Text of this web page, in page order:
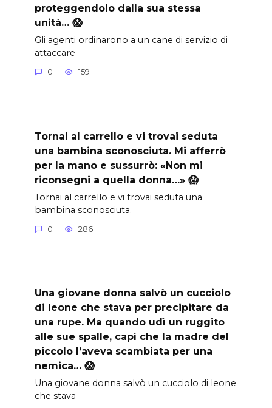
proteggendolo dalla sua stessa
unità… 😱
Gli agenti ordinarono a un cane di servizio di
attaccare
0 159
Tornai al carrello e vi trovai seduta
una bambina sconosciuta. Mi afferrò
per la mano e sussurrò: «Non mi
riconsegni a quella donna…» 😱
Tornai al carrello e vi trovai seduta una
bambina sconosciuta.
0 286
Una giovane donna salvò un cucciolo
di leone che stava per precipitare da
una rupe. Ma quando udì un ruggito
alle sue spalle, capì che la madre del
piccolo l’aveva scambiata per una
nemica… 😱
Una giovane donna salvò un cucciolo di leone
che stava